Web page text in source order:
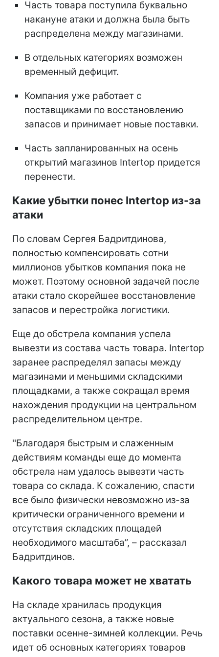
Часть товара поступила буквально
накануне атаки и должна была быть
распределена между магазинами.
В отдельных категориях возможен
временный дефицит.
Компания уже работает с
поставщиками по восстановлению
запасов и принимает новые поставки.
Часть запланированных на осень
открытий магазинов Intertop придется
перенести.
Какие убытки понес Intertop из-за
атаки
По словам Сергея Бадритдинова,
полностью компенсировать сотни
миллионов убытков компания пока не
может. Поэтому основной задачей после
атаки стало скорейшее восстановление
запасов и перестройка логистики.
Еще до обстрела компания успела
вывезти из состава часть товара. Intertop
заранее распределял запасы между
магазинами и меньшими складскими
площадками, а также сокращал время
нахождения продукции на центральном
распределительном центре.
''Благодаря быстрым и слаженным
действиям команды еще до момента
обстрела нам удалось вывезти часть
товара со склада. К сожалению, спасти
все было физически невозможно из-за
критически ограниченного времени и
отсутствия складских площадей
необходимого масштаба”, – рассказал
Бадритдинов.
Какого товара может не хватать
На складе хранилась продукция
актуального сезона, а также новые
поставки осенне-зимней коллекции. Речь
идет об основных категориях товаров